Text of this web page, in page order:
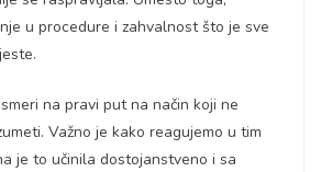
u procedure i zahvalnost što je sve
na pravi put na način koji ne
Važno je kako reagujemo u tim
je to učinila dostojanstveno i sa